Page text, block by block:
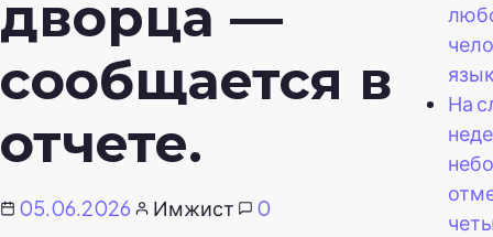
дворца —
сообщается в
отчете.
05.06.2026 Имжист
0
На